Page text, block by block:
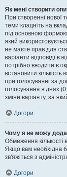
Як мені створити
При створенні нової
теми клацніть на
під основною формою
який
не маєте прав для
варіанти відповіді в
потрібно вводити в
встановити кількість
при голосуванні за
голосування в днях (0
зміни варіанту, за
Догори
Чому я не можу
Обмеження кількості
Якщо вам необхідна
зв'яжіться з
Догори